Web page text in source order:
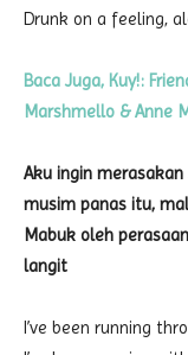
Drunk on a feeling,
Baca Juga, Kuy!:
Marshmello & Anne
Aku ingin
musim panas itu,
Mabuk oleh
langit
I’ve been running